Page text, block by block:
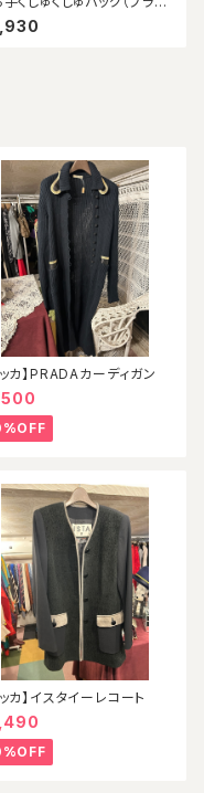
ッカ】PRADAカーディガン
カ】イスタイーレコート